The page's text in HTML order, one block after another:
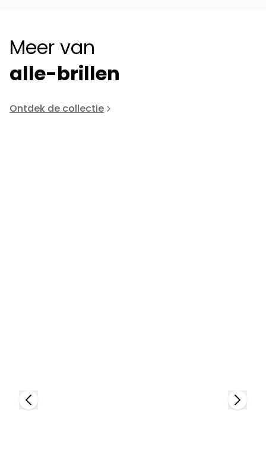
Meer van
alle-brillen
Ontdek de collectie